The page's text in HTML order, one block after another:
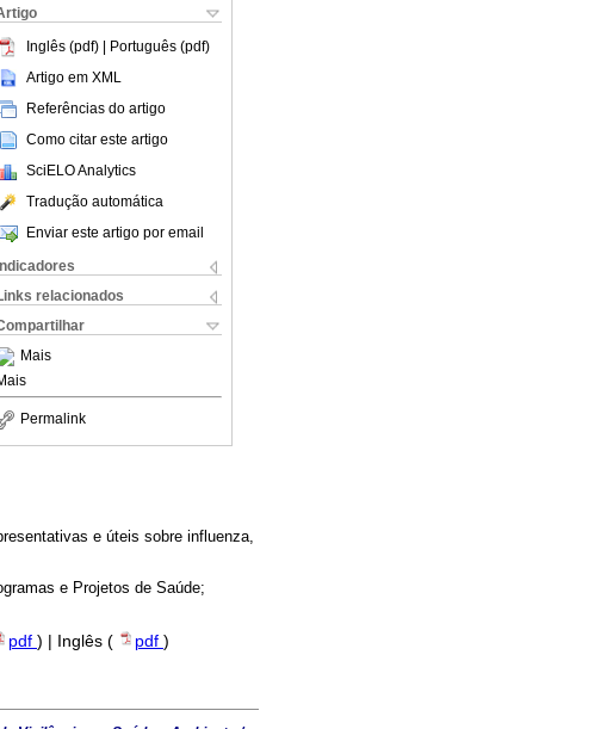
Inglês (pdf) | Português (pdf)
Artigo em XML
Referências do artigo
Como citar este artigo
SciELO Analytics
Tradução automática
Enviar este artigo por email
Indicadores
relacionados
Mais
Permalink
e úteis sobre influenza,
e Projetos de Saúde;
pdf ) | Inglês ( pdf )